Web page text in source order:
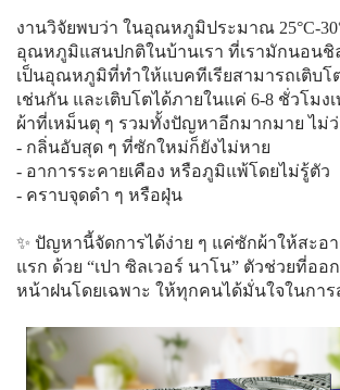
งานวิจัยพบว่า ในอุณหภูมิประมาณ 25°C-
อุณหภูมิแสนปกติในบ้านเรา ที่เรามักนอนชิ
เป็นอุณหภูมิที่ทำให้แบคทีเรียสามารถเติบโ
เช่นกัน และเติบโตได้ภายในแค่ 6-8 ชั่วโมง
ผ้าที่เหม็นตุ ๆ รวมทั้งปัญหาอีกมากมาย ไม่ว่
- กลิ่นอับสุด ๆ ที่ซักใหม่ก็ยังไม่หาย
- อาการระคายเคือง หรือภูมิแพ้โดยไม่รู้ตัว
- คราบจุดดำ ๆ หรือฝุ่น
✨ ปัญหานี้จัดการได้ง่าย ๆ แค่ซักผ้าให้สะอ
แรก ด้วย “เปา ซิลเวอร์ นาโน” ตัวช่วยที่ออ
หน้าฝนโดยเฉพาะ ให้ทุกคนได้มั่นใจในการ